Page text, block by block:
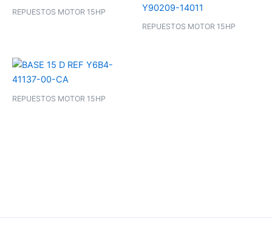
REPUESTOS MOTOR 15HP
REPUESTOS MOTOR 15HP
REPUESTOS MOTOR 15HP